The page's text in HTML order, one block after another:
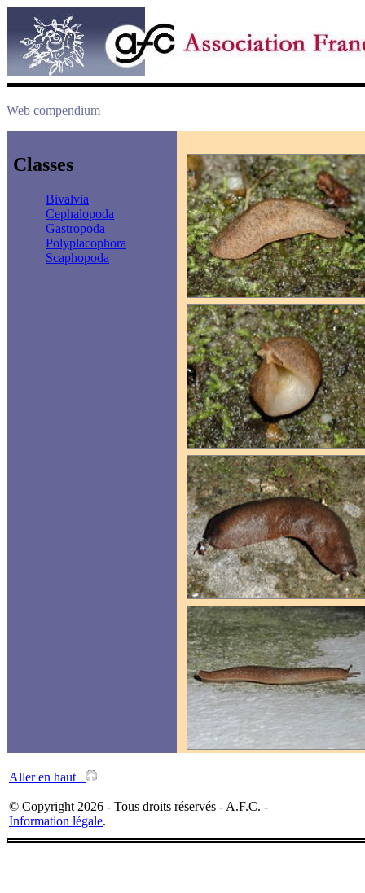
Web compendium
Classes
Bivalvia
Cephalopoda
Gastropoda
Polyplacophora
Scaphopoda
Aller en haut
© Copyright 2026 - Tous droits réservés - A.F.C. -
Information légale.